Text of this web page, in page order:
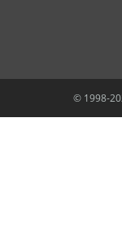
© 1998-